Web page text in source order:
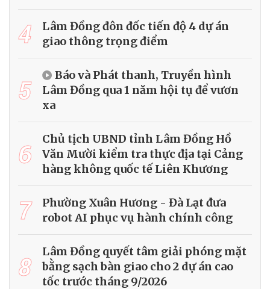
4
Lâm Đồng đôn đốc tiến độ 4 dự án
giao thông trọng điểm
5
Báo và Phát thanh, Truyền hình
Lâm Đồng qua 1 năm hội tụ để vươn
xa
6
Chủ tịch UBND tỉnh Lâm Đồng Hồ
Văn Mười kiểm tra thực địa tại Cảng
hàng không quốc tế Liên Khương
7
Phường Xuân Hương - Đà Lạt đưa
robot AI phục vụ hành chính công
8
Lâm Đồng quyết tâm giải phóng mặt
bằng sạch bàn giao cho 2 dự án cao
tốc trước tháng 9/2026